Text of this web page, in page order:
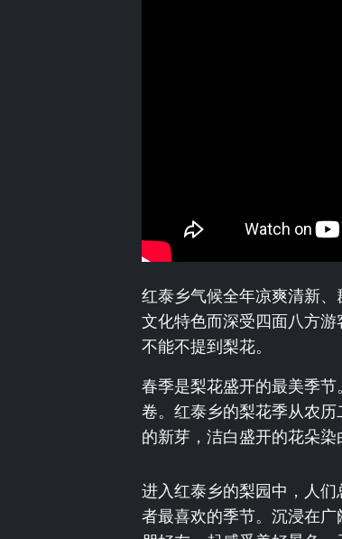
红泰乡气候全年凉爽清新
文化特色而深受四面八方
不能不提到梨花。
春季是梨花盛开的最美季
卷。红泰乡的梨花季从农
的新芽，洁白盛开的花朵染
进入红泰乡的梨园中，人
者最喜欢的季节。沉浸在